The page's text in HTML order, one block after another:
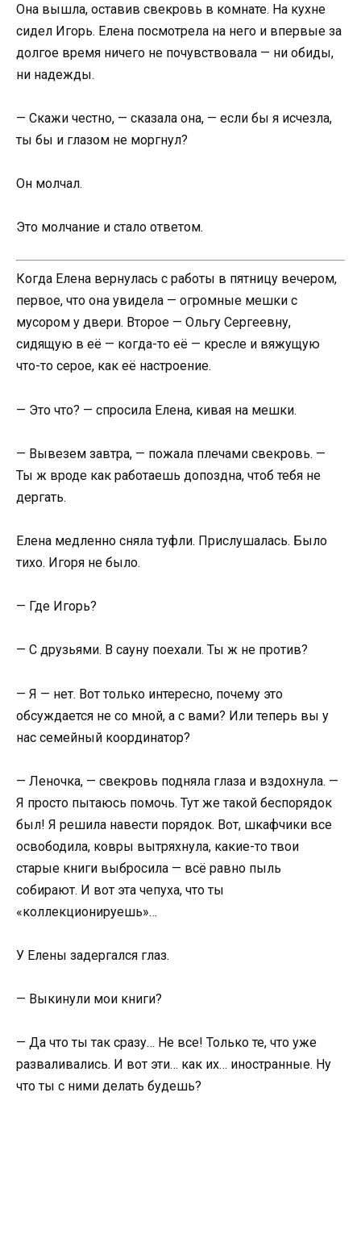
Она вышла, оставив свекровь в комнате. На кухне
сидел Игорь. Елена посмотрела на него и впервые за
долгое время ничего не почувствовала — ни обиды,
ни надежды.
— Скажи честно, — сказала она, — если бы я исчезла,
ты бы и глазом не моргнул?
Он молчал.
Это молчание и стало ответом.
Когда Елена вернулась с работы в пятницу вечером,
первое, что она увидела — огромные мешки с
мусором у двери. Второе — Ольгу Сергеевну,
сидящую в её — когда-то её — кресле и вяжущую
что-то серое, как её настроение.
— Это что? — спросила Елена, кивая на мешки.
— Вывезем завтра, — пожала плечами свекровь. —
Ты ж вроде как работаешь допоздна, чтоб тебя не
дергать.
Елена медленно сняла туфли. Прислушалась. Было
тихо. Игоря не было.
— Где Игорь?
— С друзьями. В сауну поехали. Ты ж не против?
— Я — нет. Вот только интересно, почему это
обсуждается не со мной, а с вами? Или теперь вы у
нас семейный координатор?
— Леночка, — свекровь подняла глаза и вздохнула. —
Я просто пытаюсь помочь. Тут же такой беспорядок
был! Я решила навести порядок. Вот, шкафчики все
освободила, ковры вытряхнула, какие-то твои
старые книги выбросила — всё равно пыль
собирают. И вот эта чепуха, что ты
«коллекционируешь»…
У Елены задергался глаз.
— Выкинули мои книги?
— Да что ты так сразу… Не все! Только те, что уже
разваливались. И вот эти… как их… иностранные. Ну
что ты с ними делать будешь?